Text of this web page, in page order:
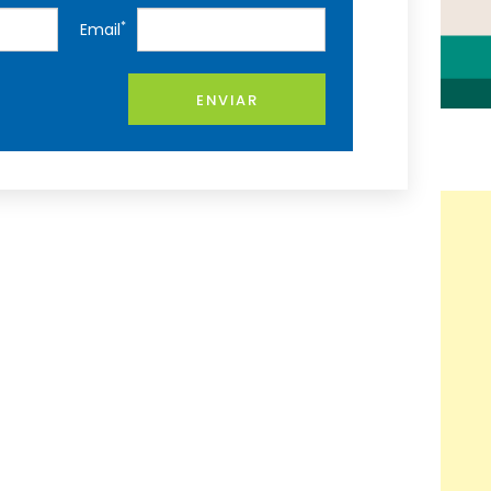
Email*
ENVIAR